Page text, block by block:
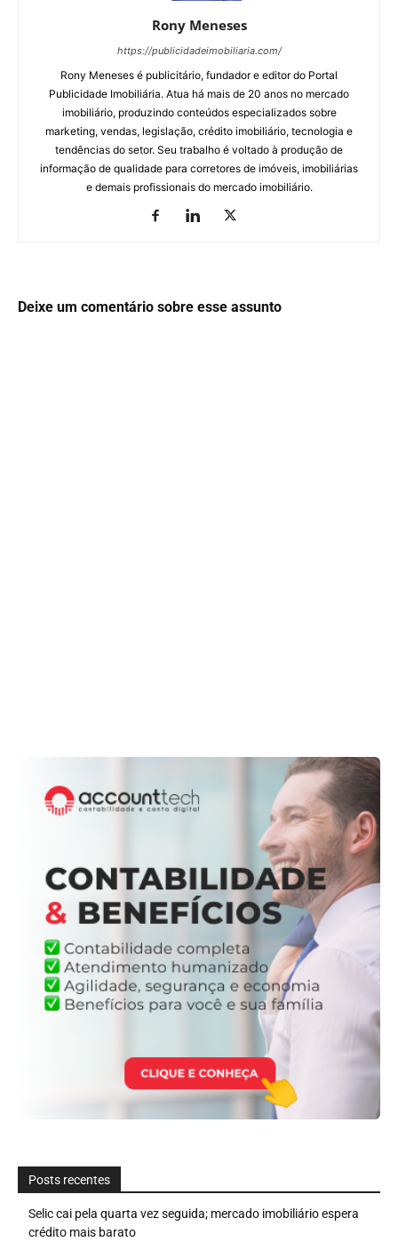
Rony Meneses
https://publicidadeimobiliaria.com/
Rony Meneses é publicitário, fundador e editor do Portal
Publicidade Imobiliária. Atua há mais de 20 anos no mercado
imobiliário, produzindo conteúdos especializados sobre
marketing, vendas, legislação, crédito imobiliário, tecnologia e
tendências do setor. Seu trabalho é voltado à produção de
informação de qualidade para corretores de imóveis, imobiliárias
e demais profissionais do mercado imobiliário.
Deixe um comentário sobre esse assunto
Posts recentes
Selic cai pela quarta vez seguida; mercado imobiliário espera
crédito mais barato